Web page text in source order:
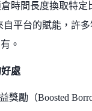
時間長度換取特定
自平台的賦能，許
。
處
獎勵（Boosted